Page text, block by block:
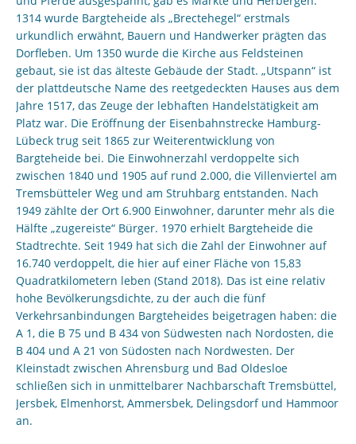
1314 wurde Bargteheide als „Brectehegel“ erstmals
urkundlich erwähnt, Bauern und Handwerker prägten das
Dorfleben. Um 1350 wurde die Kirche aus Feldsteinen
gebaut, sie ist das älteste Gebäude der Stadt. „Utspann“ ist
der plattdeutsche Name des reetgedeckten Hauses aus dem
Jahre 1517, das Zeuge der lebhaften Handelstätigkeit am
Platz war. Die Eröffnung der Eisenbahnstrecke Hamburg-
Lübeck trug seit 1865 zur Weiterentwicklung von
Bargteheide bei. Die Einwohnerzahl verdoppelte sich
zwischen 1840 und 1905 auf rund 2.000, die Villenviertel am
Tremsbütteler Weg und am Struhbarg entstanden. Nach
1949 zählte der Ort 6.900 Einwohner, darunter mehr als die
Hälfte „zugereiste“ Bürger. 1970 erhielt Bargteheide die
Stadtrechte. Seit 1949 hat sich die Zahl der Einwohner auf
16.740 verdoppelt, die hier auf einer Fläche von 15,83
Quadratkilometern leben (Stand 2018). Das ist eine relativ
hohe Bevölkerungsdichte, zu der auch die fünf
Verkehrsanbindungen Bargteheides beigetragen haben: die
A 1, die B 75 und B 434 von Südwesten nach Nordosten, die
B 404 und A 21 von Südosten nach Nordwesten. Der
Kleinstadt zwischen Ahrensburg und Bad Oldesloe
schließen sich in unmittelbarer Nachbarschaft Tremsbüttel,
Jersbek, Elmenhorst, Ammersbek, Delingsdorf und Hammoor
an.